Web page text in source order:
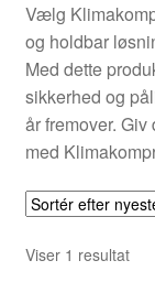
Vælg
og holdbar
Med dette
sikkerhed og
år fremover.
med
Viser 1 resultat